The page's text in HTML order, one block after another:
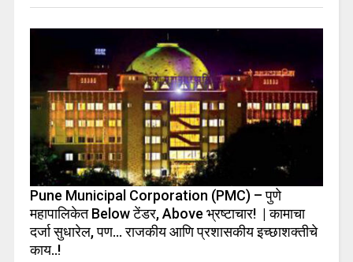
Pune Municipal Corporation (PMC) – पुणे
महापालिकेत Below टेंडर, Above भ्रष्टाचार! | कामाचा
दर्जा सुधारेल, पण… राजकीय आणि प्रशासकीय इच्छाशक्तीचे
काय..!